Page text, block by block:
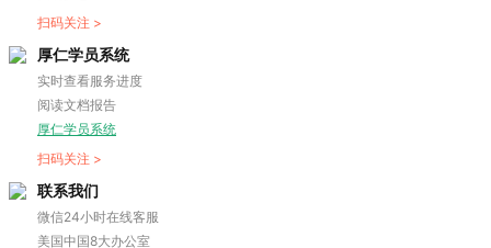
扫码关注 >
厚仁学员系统
实时查看服务进度
阅读文档报告
厚仁学员系统
扫码关注 >
联系我们
微信24小时在线客服
美国中国8大办公室